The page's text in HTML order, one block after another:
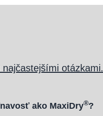
otázkami.
ako MaxiDry®?